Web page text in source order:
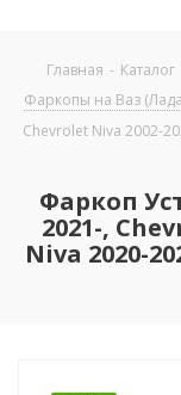
Главная - Каталог
Фаркопы на Ваз
Chevrolet Niva 2002-
Фаркоп
2021-,
Niva 2020-